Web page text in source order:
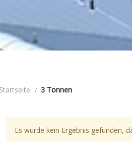
Startseite 3 Tonnen
Es wurde kein Ergebnis gefunden,